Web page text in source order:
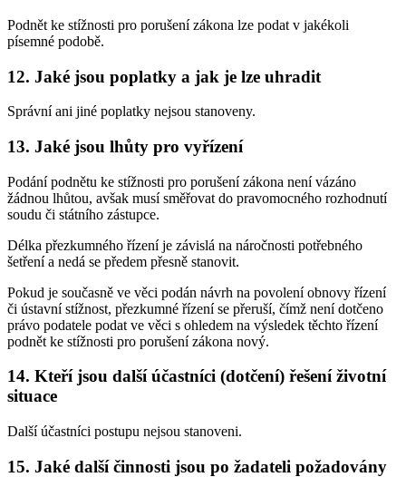
Podnět ke stížnosti pro porušení zákona lze podat v jakékoli
písemné podobě.
12. Jaké jsou poplatky a jak je lze uhradit
Správní ani jiné poplatky nejsou stanoveny.
13. Jaké jsou lhůty pro vyřízení
Podání podnětu ke stížnosti pro porušení zákona není vázáno
žádnou lhůtou, avšak musí směřovat do pravomocného rozhodnutí
soudu či státního zástupce.
Délka přezkumného řízení je závislá na náročnosti potřebného
šetření a nedá se předem přesně stanovit.
Pokud je současně ve věci podán návrh na povolení obnovy řízení
či ústavní stížnost, přezkumné řízení se přeruší, čímž není dotčeno
právo podatele podat ve věci s ohledem na výsledek těchto řízení
podnět ke stížnosti pro porušení zákona nový.
14. Kteří jsou další účastníci (dotčení) řešení životní
situace
Další účastníci postupu nejsou stanoveni.
15. Jaké další činnosti jsou po žadateli požadovány